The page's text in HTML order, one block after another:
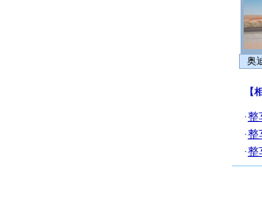
奥
【
·整
·整
·整